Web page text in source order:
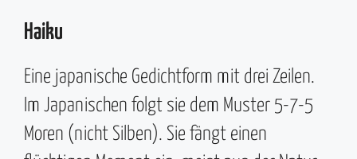
Haiku
Eine japanische Gedichtform mit drei Zeilen.
Im Japanischen folgt sie dem Muster 5-7-5
Moren (nicht Silben). Sie fängt einen